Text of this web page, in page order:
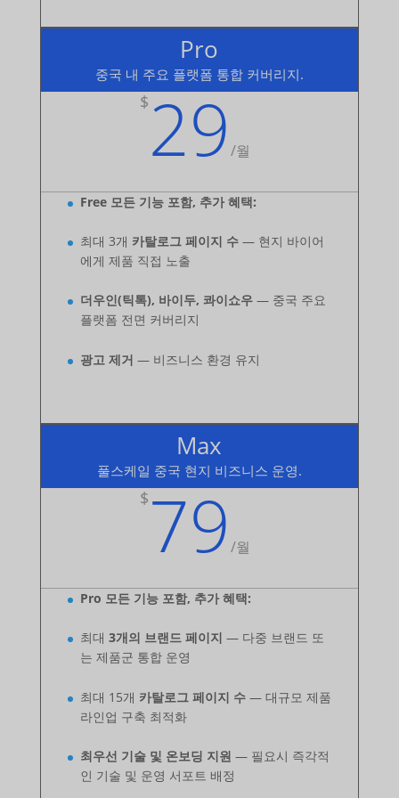
Pro
중국 내 주요 플랫폼 통합 커버리지.
$ 29 /월
Free 모든 기능 포함, 추가 혜택:
최대 3개 카탈로그 페이지 수— 현지 바이어
에게 제품 직접 노출
더우인(틱톡), 바이두, 콰이쇼우— 중국 주요
플랫폼 전면 커버리지
광고 제거 — 비즈니스 환경 유지
Max
풀스케일 중국 현지 비즈니스 운영.
$ 79 /월
Pro 모든 기능 포함, 추가 혜택:
최대 3개의 브랜드 페이지 — 다중 브랜드 또
는 제품군 통합 운영
최대 15개 카탈로그 페이지 수— 대규모 제품
라인업 구축 최적화
최우선 기술 및 온보딩 지원 — 필요시 즉각적
인 기술 및 운영 서포트 배정